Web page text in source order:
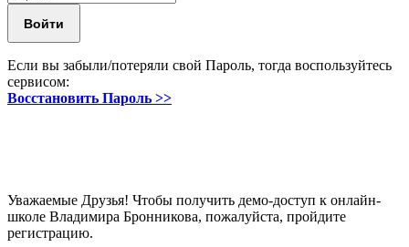
Если вы забыли/потеряли свой Пароль, тогда воспользуйтесь
сервисом:
Восстановить Пароль >>
Уважаемые Друзья! Чтобы получить демо-доступ к онлайн-
школе Владимира Бронникова, пожалуйста, пройдите
регистрацию.